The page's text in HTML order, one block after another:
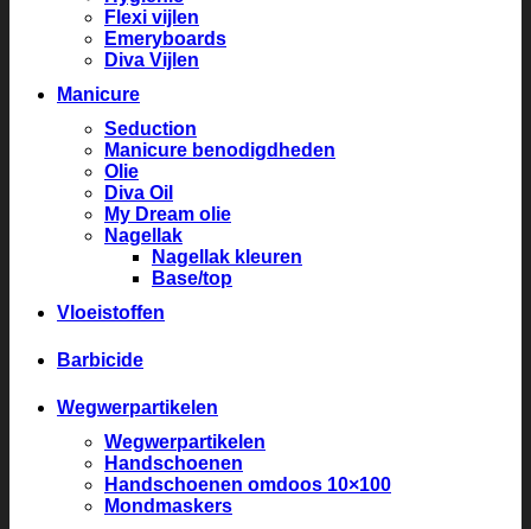
Flexi vijlen
Emeryboards
Diva Vijlen
Manicure
Seduction
Manicure benodigdheden
Olie
Diva Oil
My Dream olie
Nagellak
Nagellak kleuren
Base/top
Vloeistoffen
Barbicide
Wegwerpartikelen
Wegwerpartikelen
Handschoenen
Handschoenen omdoos 10×100
Mondmaskers